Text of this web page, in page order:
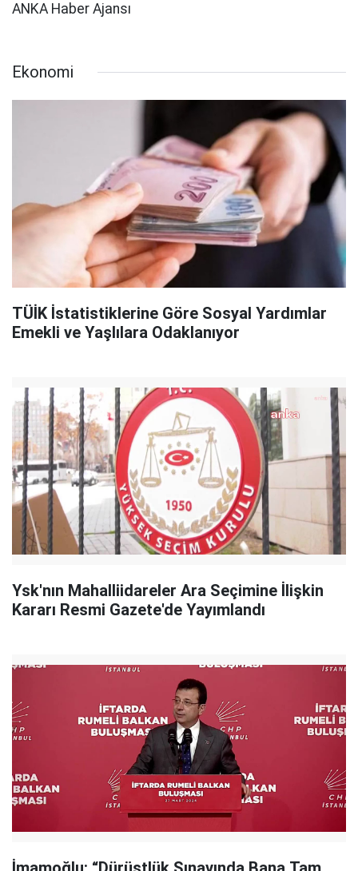
ANKA Haber Ajansı
Ekonomi
TÜİK İstatistiklerine Göre Sosyal Yardımlar
Emekli ve Yaşlılara Odaklanıyor
Ysk'nın Mahalliidareler Ara Seçimine İlişkin
Kararı Resmi Gazete'de Yayımlandı